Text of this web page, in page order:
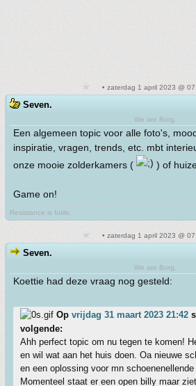
• zaterdag 1 april 2023 @
Seven.
We are Borg.
Een algemeen topic voor alle foto's,
inspiratie, vragen, trends, etc. mbt
onze mooie zolderkamers (
) of
Game on!
Resistance is futile.
• zaterdag 1 april 2023 @
Seven.
We are Borg.
Koettie had deze vraag nog gesteld:
Op vrijdag 31 maart 2023 21:42
volgende:
Ahh perfect topic om nu tegen te komen!
en wil wat aan het huis doen. Oa nieuwe
en een oplossing voor mn
Momenteel staat er een open billy maar